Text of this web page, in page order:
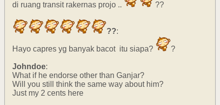
di ruang transit rakernas projo .. ??
??:
Hayo capres yg banyak bacot itu siapa? ?
Johndoe:
What if he endorse other than Ganjar?
Will you still think the same way about him?
Just my 2 cents here